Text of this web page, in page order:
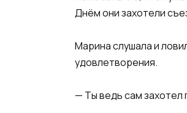
Днём они захотели
Марина слушала и
удовлетворения.
— Ты ведь сам